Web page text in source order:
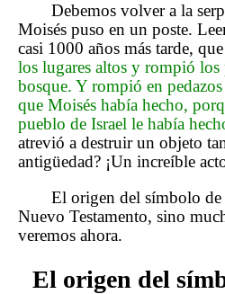
Debemos volver a la
Moisés puso en un poste.
casi 1000 años más tarde, que
los lugares altos y rompió los
bosque. Y rompió en
que Moisés había hecho,
pueblo de Israel le había
atrevió a destruir un objeto
antigüedad? ¡Un increíble
El origen del símbolo de
Nuevo Testamento, sino
veremos ahora.
El origen del